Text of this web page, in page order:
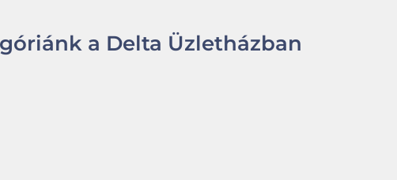
a Delta Üzletházban